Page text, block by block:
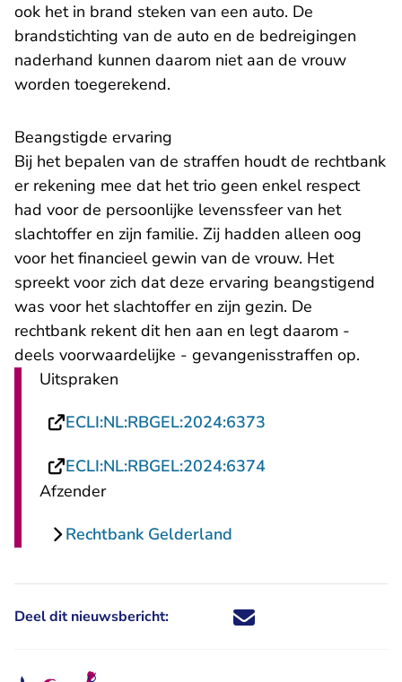
ook het in brand steken van een auto. De
brandstichting van de auto en de bedreigingen
naderhand kunnen daarom niet aan de vrouw
worden toegerekend.
Beangstigde ervaring
Bij het bepalen van de straffen houdt de rechtbank
er rekening mee dat het trio geen enkel respect
had voor de persoonlijke levenssfeer van het
slachtoffer en zijn familie. Zij hadden alleen oog
voor het financieel gewin van de vrouw. Het
spreekt voor zich dat deze ervaring beangstigend
was voor het slachtoffer en zijn gezin. De
rechtbank rekent dit hen aan en legt daarom -
deels voorwaardelijke - gevangenisstraffen op.
Uitspraken
ECLI:NL:RBGEL:2024:6373
ECLI:NL:RBGEL:2024:6374- U verlaat
Afzender
Rechtbank Gelderland
Deel dit nieuwsbericht: Deel dit nieuwsbericht via X -
Deel dit nieuwsbericht via
Deel dit nieuwsbericht
Deel dit